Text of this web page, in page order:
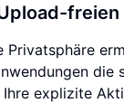
Privatsphäre
explizite